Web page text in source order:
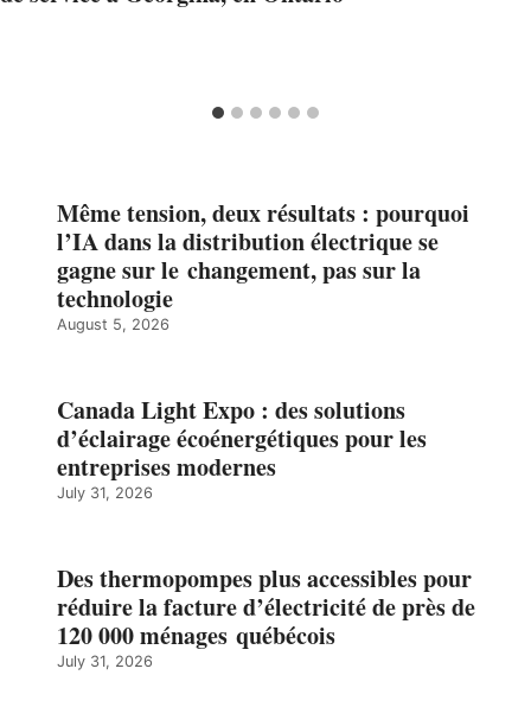
Même tension, deux résultats : pourquoi
l’IA dans la distribution électrique se
gagne sur le changement, pas sur la
technologie
August 5, 2026
Canada Light Expo : des solutions
d’éclairage écoénergétiques pour les
entreprises modernes
July 31, 2026
Des thermopompes plus accessibles pour
réduire la facture d’électricité de près de
120 000 ménages québécois
July 31, 2026